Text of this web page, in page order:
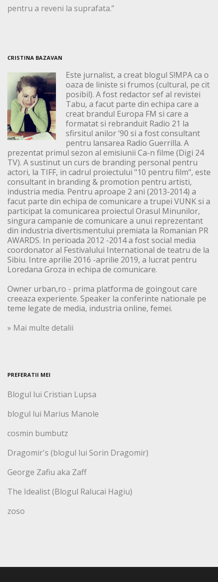
pentru a reveni la suprafata.”
CRISTINA BAZAVAN
Este jurnalist, a creat blogul S!MPA ca o
oaza de liniste si frumos (cultural, pe cit
posibil). A fost redactor sef al revistei
Tabu, a facut parte din echipa care a
creat brandul Europa FM si care a
formatat si rebranduit Radio 21 la
sfirsitul anilor ‘90 si a fost consultant
pentru lansarea Radio Guerrilla. A
prezentat primul sezon al emisiunii Ca-n filme (Digi 24
TV). A sustinut un curs de branding personal pentru
actori, la TIFF, in cadrul proiectului "10 pentru film", este
consultant in branding & promotion pentru artisti,
industria media. Pentru aproape 2 ani (2013-2014) a
facut parte din echipa de comunicare a trupei VUNK si a
participat la comunicarea proiectul Orasul Minunilor,
singura campanie de comunicare a unui reprezentant
din industria divertismentului premiata la Romanian PR
AWARDS. In perioada 2012 -2014 a fost social media
coordonator al Festivalului International de teatru de la
Sibiu. Intre aprilie 2016 -aprilie 2019, a lucrat pentru
Loredana Groza in echipa de comunicare.
Owner urban,ro - prima platforma de goingout care
creeaza experiente. Speaker la conferinte nationale pe
teme legate de media, industria online, femei.
» Mai multe detalii
PREFERATII MEI
Blogul lui Cristian Lupsa
blogul lui Marius Manole
cosmin bumbutz
Dragomir's (blogul lui Sorin Dragomir)
George Zafiu aka Zaff
The Idealist (Blogul Ralucai Hagiu)
zoso